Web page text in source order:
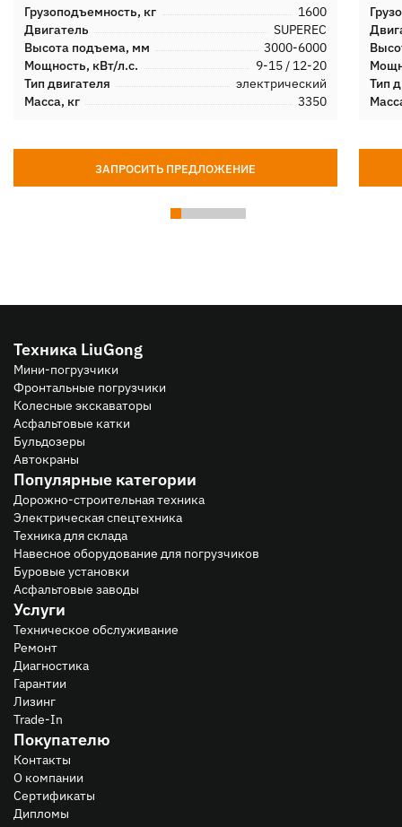
Грузоподъемность, кг 1600
Двигатель SUPEREC
Высота подъема, мм 3000-6000
Мощность, кВт/л.с. 9-15 / 12-20
Тип двигателя электрический
Масса, кг 3350
ЗАПРОСИТЬ ПРЕДЛОЖЕНИЕ
Тип
Техника LiuGong
Мини-погрузчики
Фронтальные погрузчики
Колесные экскаваторы
Асфальтовые катки
Бульдозеры
Автокраны
Популярные категории
Дорожно-строительная техника
Электрическая спецтехника
Техника для склада
Навесное оборудование для погрузчиков
Буровые установки
Асфальтовые заводы
Услуги
Техническое обслуживание
Ремонт
Диагностика
Гарантии
Лизинг
Trade-In
Покупателю
Контакты
О компании
Сертификаты
Дипломы